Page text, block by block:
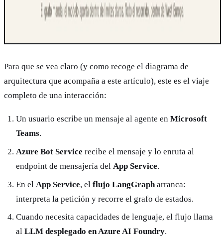
Para que se vea claro (y como recoge el diagrama de
arquitectura que acompaña a este artículo), este es el viaje
completo de una interacción:
Un usuario escribe un mensaje al agente en Microsoft
Teams.
Azure Bot Service recibe el mensaje y lo enruta al
endpoint de mensajería del App Service.
En el App Service, el flujo LangGrapharranca:
interpreta la petición y recorre el grafo de estados.
Cuando necesita capacidades de lenguaje, el flujo llama
al LLM desplegado en Azure AI Foundry.